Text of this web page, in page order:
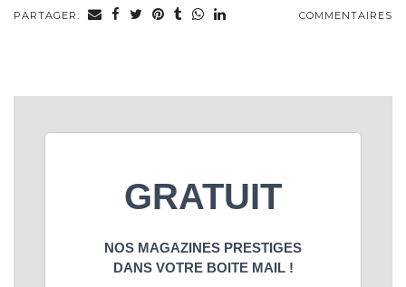
PARTAGER: COMMENTAIRES